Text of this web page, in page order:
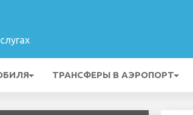
ТРАНСФЕРЫ В АЭРОПОРТ